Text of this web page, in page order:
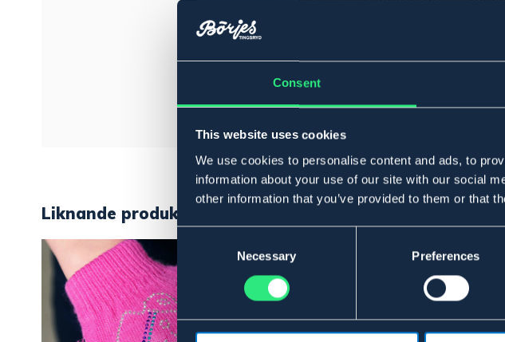
Consent
This website uses cookies
We use cookies to personalise content and ads, to
information about your use of our site with our social
other information that you’ve provided to them or that
Necessary Preferences
Liknande produkter